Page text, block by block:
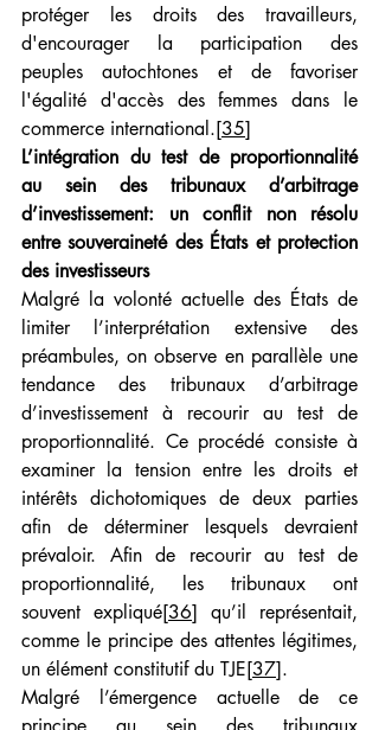
protéger les droits des travailleurs,
d'encourager la participation des
peuples autochtones et de favoriser
l'égalité d'accès des femmes dans le
commerce international.[35]
L’intégration du test de proportionnalité
au sein des tribunaux d’arbitrage
d’investissement: un conflit non résolu
entre souveraineté des États et protection
des investisseurs
Malgré la volonté actuelle des États de
limiter l’interprétation extensive des
préambules, on observe en parallèle une
tendance des tribunaux d’arbitrage
d’investissement à recourir au test de
proportionnalité. Ce procédé consiste à
examiner la tension entre les droits et
intérêts dichotomiques de deux parties
afin de déterminer lesquels devraient
prévaloir. Afin de recourir au test de
proportionnalité, les tribunaux ont
souvent expliqué[36] qu’il représentait,
comme le principe des attentes légitimes,
un élément constitutif du TJE[37].
Malgré l’émergence actuelle de ce